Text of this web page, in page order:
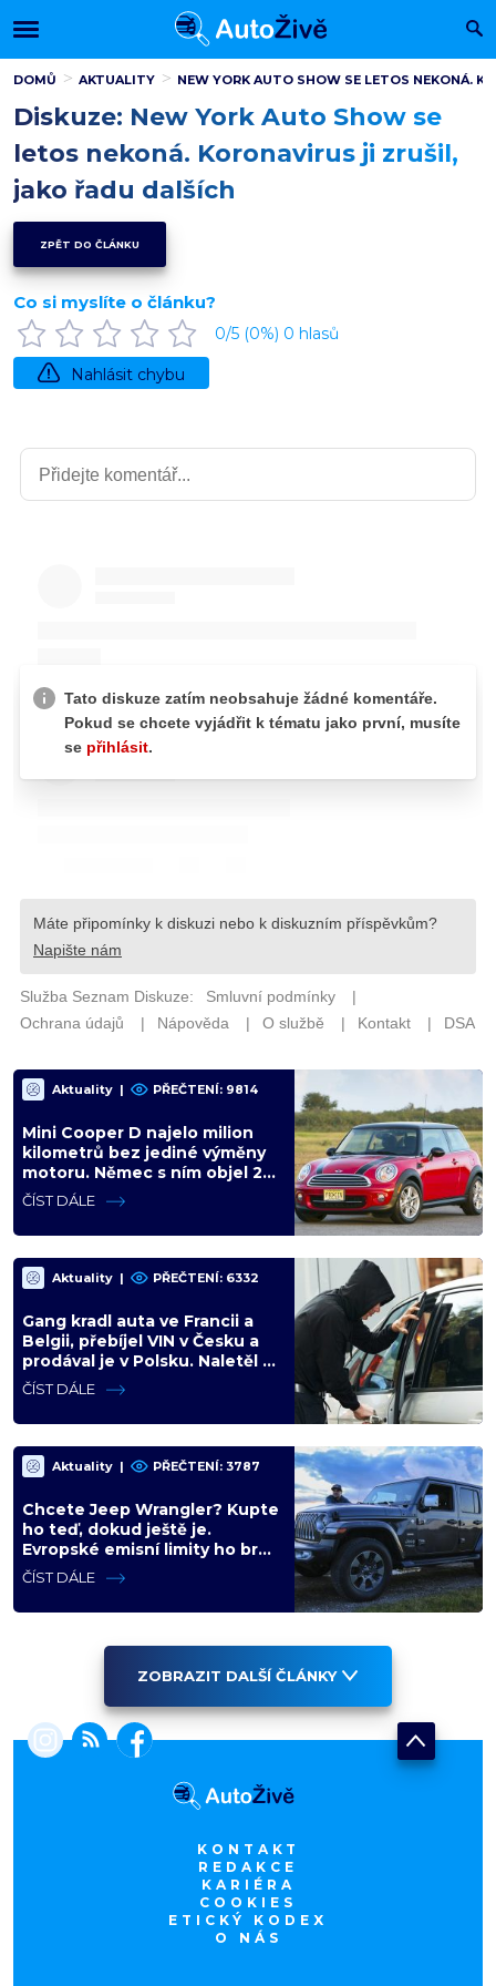
DOMŮ AKTUALITY NEW YORK AUTO SHOW SE LETOS NEKONÁ.
Diskuze: New York Auto Show se
letos nekoná. Koronavirus ji zrušil,
jako řadu dalších
ZPĚT DO ČLÁNKU
Co si myslíte o článku?
0/5 (0%) 0 hlasů
Nahlásit chybu
Aktuality | PŘEČTENÍ: 9814
Mini Cooper D najelo milion
kilometrů bez jediné výměny
motoru. Němec s ním objel 25
zemí a míří na další milion
ČÍST DÁLE
Aktuality | PŘEČTENÍ: 6332
Gang kradl auta ve Francii a
Belgii, přebíjel VIN v Česku a
prodával je v Polsku. Naletěl i
polský vicepremiér
ČÍST DÁLE
Aktuality | PŘEČTENÍ: 3787
Chcete Jeep Wrangler? Kupte
ho teď, dokud ještě je.
Evropské emisní limity ho brzy
vyřadí z nabídky nadobro
ČÍST DÁLE
ZOBRAZIT DALŠÍ ČLÁNKY
KONTAKT
REDAKCE
KARIÉRA
COOKIES
ETICKÝ KODEX
O NÁS